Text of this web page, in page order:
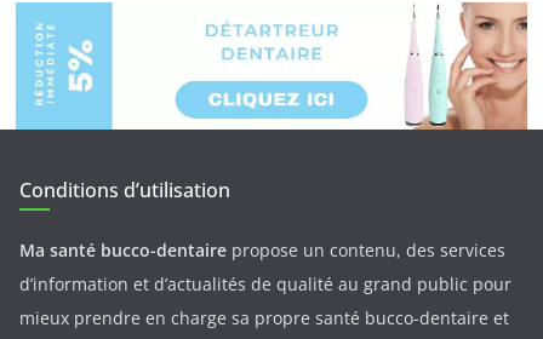
Conditions d’utilisation
Ma santé bucco-dentaire propose un contenu, des services
d’information et d’actualités de qualité au grand public pour
mieux prendre en charge sa propre santé bucco-dentaire et